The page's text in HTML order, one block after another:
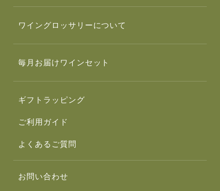
ワイングロッサリーについて
毎月お届けワインセット
ギフトラッピング
ご利用ガイド
よくあるご質問
お問い合わせ